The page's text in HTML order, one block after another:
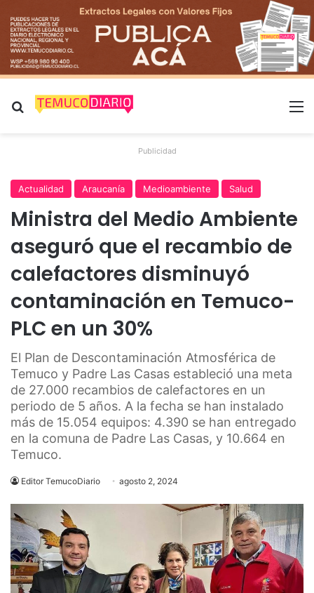
Buscar por
Publicidad
Actualidad Araucanía Medioambiente Salud
Ministra del Medio Ambiente
aseguró que el recambio de
calefactores disminuyó
contaminación en Temuco-
PLC en un 30%
El Plan de Descontaminación Atmosférica de
Temuco y Padre Las Casas estableció una meta
de 27.000 recambios de calefactores en un
periodo de 5 años. A la fecha se han instalado
más de 15.054 equipos: 4.390 se han entregado
en la comuna de Padre Las Casas, y 10.664 en
Temuco.
Editor TemucoDiario agosto 2, 2024